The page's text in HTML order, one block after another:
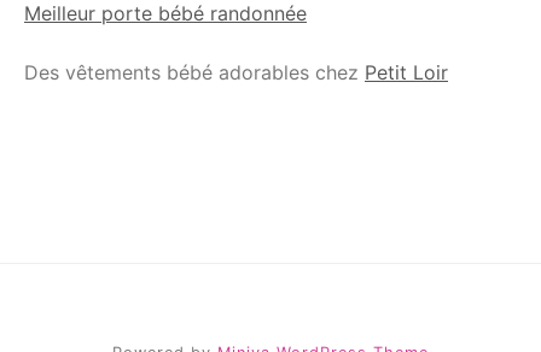
Meilleur porte bébé randonnée
Des vêtements bébé adorables chez Petit Loir